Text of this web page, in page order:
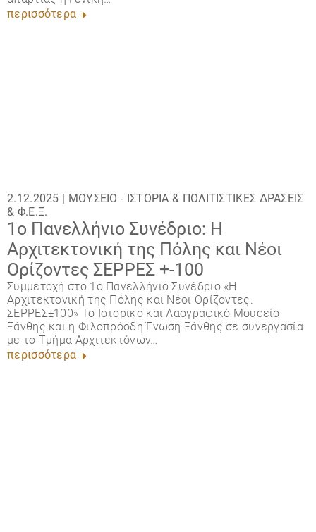
περισσότερα
2.12.2025 | ΜΟΥΣΕΊΟ - ΙΣΤΟΡΊΑ & ΠΟΛΙΤΙΣΤΙΚΈΣ ΔΡΆΣΕΙΣ
& Φ.Ε.Ξ.
1ο Πανελλήνιο Συνέδριο: Η
Αρχιτεκτονική της Πόλης και Νέοι
Ορίζοντες ΣΕΡΡΕΣ +-100
Συμμετοχή στο 1ο Πανελλήνιο Συνέδριο «Η
Αρχιτεκτονική της Πόλης και Νέοι Ορίζοντες.
ΣΕΡΡΕΣ±100» Το Ιστορικό και Λαογραφικό Μουσείο
Ξάνθης και η Φιλοπρόοδη Ένωση Ξάνθης σε συνεργασία
με το Τμήμα Αρχιτεκτόνων…
περισσότερα